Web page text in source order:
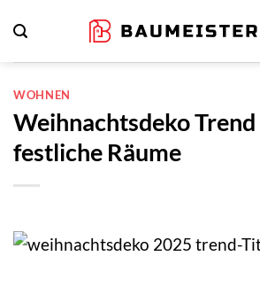
Inhalt
springen
WOHNEN
Weihnachtsdeko
festliche Räume